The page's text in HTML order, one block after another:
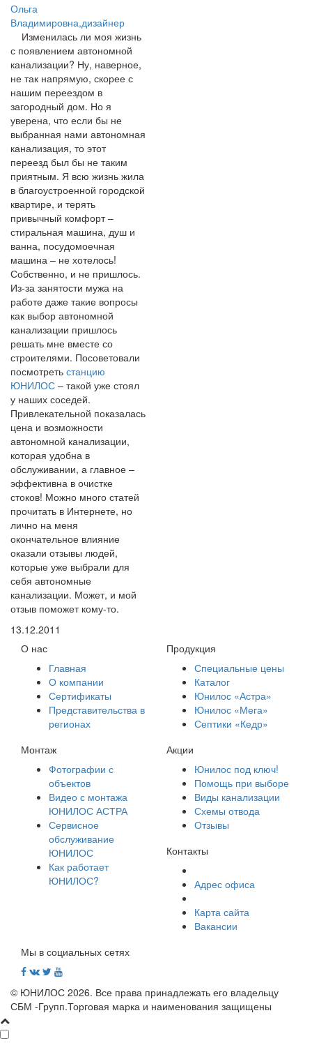
Ольга
Владимировна,дизайнер
Изменилась ли моя жизнь
с появлением автономной
канализации? Ну, наверное,
не так напрямую, скорее с
нашим переездом в
загородный дом. Но я
уверена, что если бы не
выбранная нами автономная
канализация, то этот
переезд был бы не таким
приятным. Я всю жизнь жила
в благоустроенной городской
квартире, и терять
привычный комфорт –
стиральная машина, душ и
ванна, посудомоечная
машина – не хотелось!
Собственно, и не пришлось.
Из-за занятости мужа на
работе даже такие вопросы
как выбор автономной
канализации пришлось
решать мне вместе со
строителями. Посоветовали
посмотреть станцию
ЮНИЛОС – такой уже стоял
у наших соседей.
Привлекательной показалась
цена и возможности
автономной канализации,
которая удобна в
обслуживании, а главное –
эффективна в очистке
стоков! Можно много статей
прочитать в Интернете, но
лично на меня
окончательное влияние
оказали отзывы людей,
которые уже выбрали для
себя автономные
канализации. Может, и мой
отзыв поможет кому-то.
13.12.2011
О нас
Главная
О компании
Сертификаты
Представительства в
регионах
Продукция
Специальные цены
Каталог
Юнилос «Астра»
Юнилос «Мега»
Септики «Кедр»
Монтаж
Фотографии с
объектов
Видео с монтажа
ЮНИЛОС АСТРА
Сервисное
обслуживание
ЮНИЛОС
Как работает
ЮНИЛОС?
Акции
Юнилос под ключ!
Помощь при выборе
Виды канализации
Схемы отвода
Отзывы
Контакты
Адрес офиса
Карта сайта
Вакансии
Мы в социальных сетях
© ЮНИЛОС 2026. Все права принадлежать его владельцу
СБМ -Групп.Торговая марка и наименования защищены